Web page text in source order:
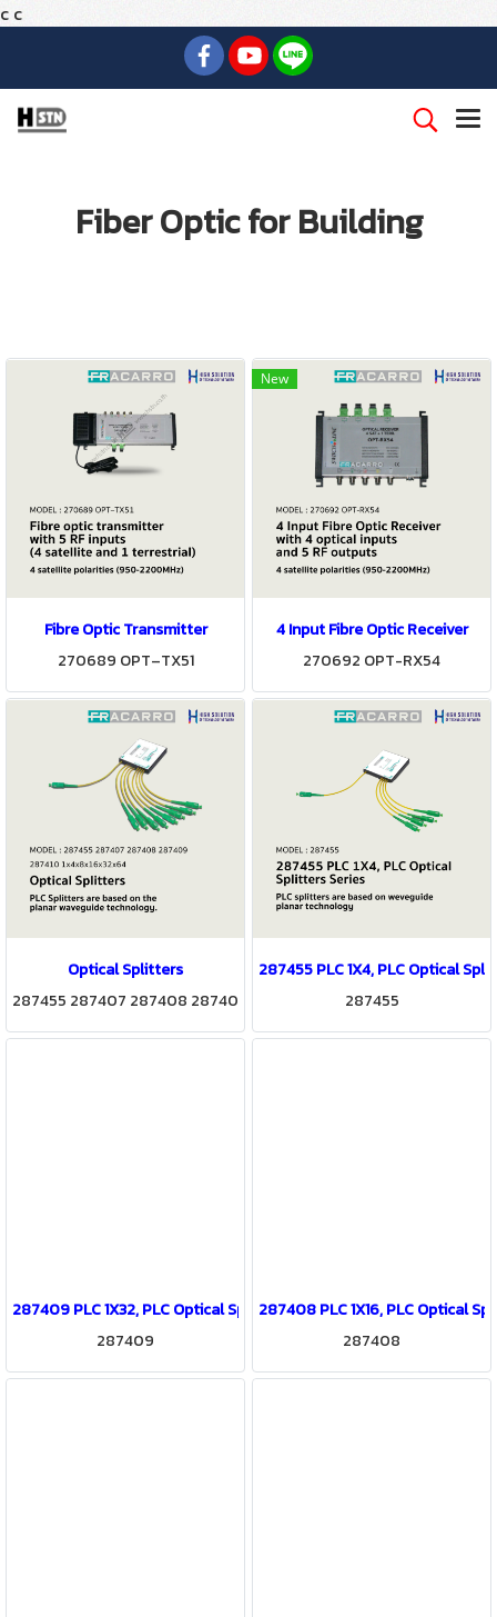
c c
Fiber Optic for Building
Fibre Optic Transmitter
270689 OPT–TX51
New
4 Input Fibre Optic Receiver
270692 OPT-RX54
Optical Splitters
287455 287407 287408 28740
9 287410 1x4x8x16x32x64
287455 PLC 1X4, PLC Optical
287455
287409 PLC 1X32, PLC Optical Splitters Series
287409
287408 PLC 1X16, PLC Optical
287408